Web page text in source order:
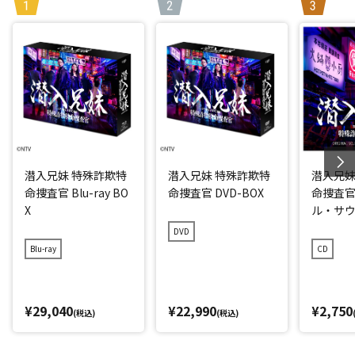
潜入兄妹 特殊詐欺特
命捜査官 Blu-ray BO
X
Blu-ray
¥29,040(税込)
潜入兄妹 特殊詐欺特
命捜査官 DVD-BOX
DVD
¥22,990(税込)
潜入兄
命捜査
ル・サ
CD
¥2,750